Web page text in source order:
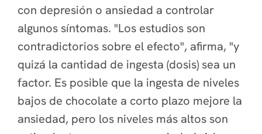
con depresión o ansiedad a controlar
algunos síntomas. "Los estudios son
contradictorios sobre el efecto", afirma, "y
quizá la cantidad de ingesta (dosis) sea un
factor. Es posible que la ingesta de niveles
bajos de chocolate a corto plazo mejore la
ansiedad, pero los niveles más altos son